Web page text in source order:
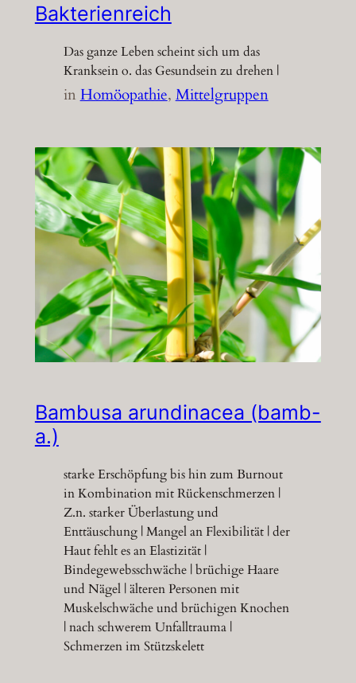
Bakterienreich
Das ganze Leben scheint sich um das
Kranksein o. das Gesundsein zu drehen |
inHomöopathie, Mittelgruppen
Bambusa arundinacea (bamb-
a.)
starke Erschöpfung bis hin zum Burnout
in Kombination mit Rückenschmerzen |
Z.n. starker Überlastung und
Enttäuschung | Mangel an Flexibilität | der
Haut fehlt es an Elastizität |
Bindegewebsschwäche | brüchige Haare
und Nägel | älteren Personen mit
Muskelschwäche und brüchigen Knochen
| nach schwerem Unfalltrauma |
Schmerzen im Stützskelett